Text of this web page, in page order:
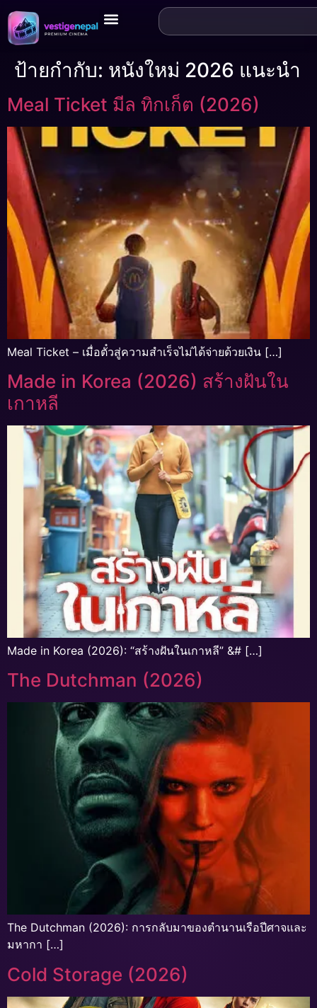
ป้ายกำกับ: หนังใหม่ 2026 แนะนำ
Meal Ticket มีล ทิกเก็ต (2026)
Meal Ticket – เมื่อตั๋วสู่ความสำเร็จไม่ได้จ่ายด้วยเงิน […]
Made in Korea (2026) สร้างฝันใน
เกาหลี
Made in Korea (2026): “สร้างฝันในเกาหลี” &# […]
The Dutchman (2026)
The Dutchman (2026): การกลับมาของตำนานเรือปีศาจและ
มหากา […]
Cold Storage (2026)